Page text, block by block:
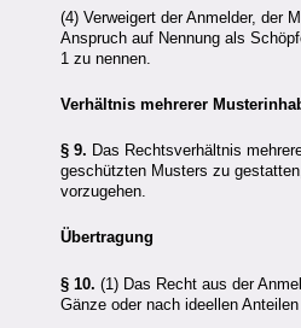
(4) Verweigert der Anmelder, der
Anspruch auf Nennung als
1 zu nennen.
Verhältnis mehrerer
§ 9. Das Rechtsverhältnis
geschützten Musters zu
vorzugehen.
Übertragung
§ 10. (1) Das Recht aus der
Gänze oder nach ideellen Anteilen